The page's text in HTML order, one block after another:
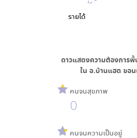
รายได้
ดาวแสดงความต้องการพื้
ใน อ.บ้านแฮด ขอ
คนจนสุขภาพ
0
คนจนความเป็นอยู่